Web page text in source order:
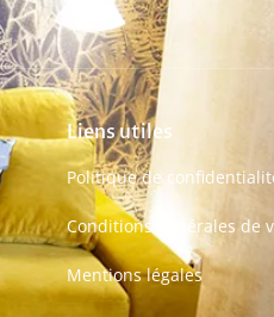
Liens utiles
Politique de
Conditions générales de
Mentions légales